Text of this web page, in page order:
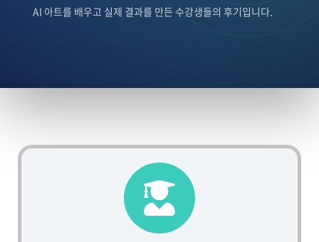
AI 아트를 배우고 실제 결과를 만든 수강생들의 후기입니다.